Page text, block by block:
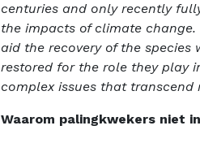
centuries and only recently
the impacts of climate
aid the recovery of the
restored for the role they play
complex issues that
Waarom palingkwekers niet